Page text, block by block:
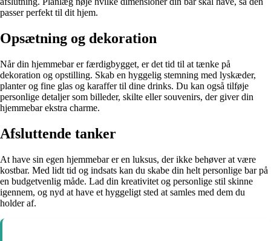
passer perfekt til dit hjem.
Opsætning og dekoration
Når din hjemmebar er færdigbygget, er det tid til at tænke på
dekoration og opstilling. Skab en hyggelig stemning med lyskæder,
planter og fine glas og karaffer til dine drinks. Du kan også tilføje
personlige detaljer som billeder, skilte eller souvenirs, der giver din
hjemmebar ekstra charme.
Afsluttende tanker
At have sin egen hjemmebar er en luksus, der ikke behøver at være
kostbar. Med lidt tid og indsats kan du skabe din helt personlige bar på
en budgetvenlig måde. Lad din kreativitet og personlige stil skinne
igennem, og nyd at have et hyggeligt sted at samles med dem du
holder af.